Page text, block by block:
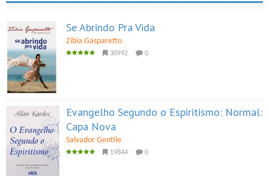
Se Abrindo Pra Vida
Zibia Gasparetto
30992 0
Evangelho Segundo o Espiritismo: Normal:
Capa Nova
Salvador Gentile
19844 0